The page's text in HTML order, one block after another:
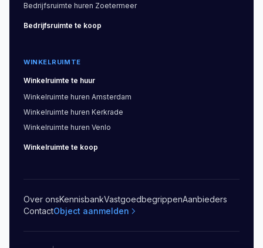
Bedrijfsruimte huren Zoetermeer
Bedrijfsruimte te koop
WINKELRUIMTE
Winkelruimte te huur
Winkelruimte huren Amsterdam
Winkelruimte huren Kerkrade
Winkelruimte huren Venlo
Winkelruimte te koop
Over onsKennisbankVastgoedbegrippenAanbieders
ContactObject aanmelden